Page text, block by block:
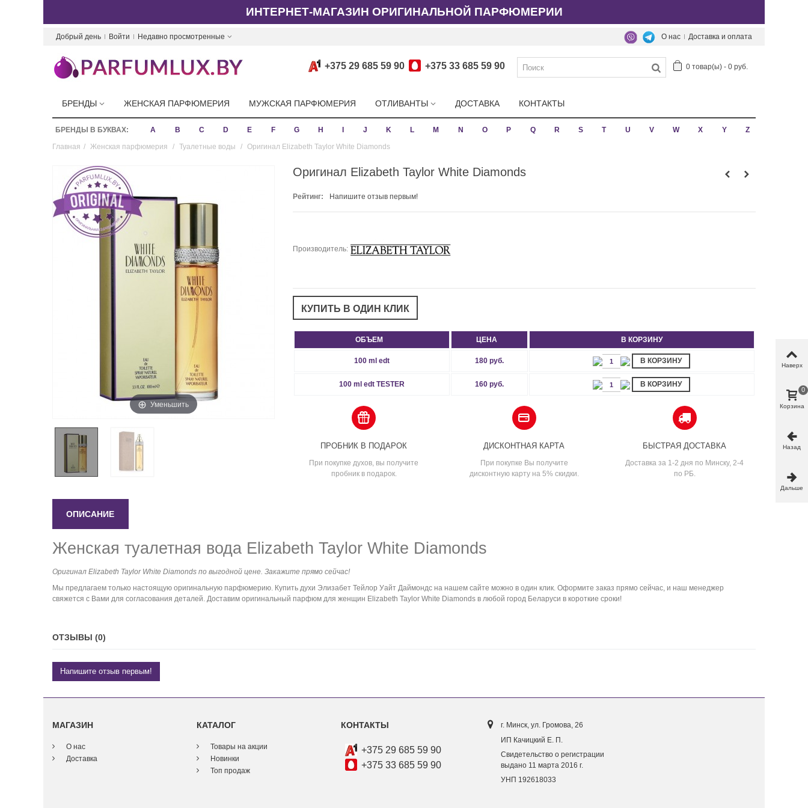
ИНТЕРНЕТ-МАГАЗИН ОРИГИНАЛЬНОЙ ПАРФЮМЕРИИ
Добрый день Войти Недавно просмотренные Доставка и оплата
О нас
0 товар(ы) - 0 руб.
+375 29 685 59 90 +375 33 685 59 90
БРЕНДЫ ЖЕНСКАЯ ПАРФЮМЕРИЯ МУЖСКАЯ ПАРФЮМЕРИЯ ОТЛИВАНТЫ ДОСТАВКА КОНТАКТЫ
БРЕНДЫ В БУКВАХ: A B C D E F G H J K L M N O P Q R S T U V W X Y
Z
Главная / Женская парфюмерия / Туалетные воды / Оригинал Elizabeth Taylor White Diamonds
Уменьшить
Оригинал Elizabeth Taylor White Diamonds
Рейтинг: Напишите отзыв первым!
Производитель:
ОБЪЕМ ЦЕНА В КОРЗИНУ
100 ml edt 180 руб. В КОРЗИНУ
100 ml edt TESTER 160 руб. В КОРЗИНУ
ПРОБНИК В ПОДАРОК
При покупке духов, вы получите
пробник в подарок.
ДИСКОНТНАЯ КАРТА
При покупке Вы получите
дисконтную карту на 5% скидки.
БЫСТРАЯ ДОСТАВКА
Доставка за 1-2 дня по Минску, 2-4
по РБ.
ОПИСАНИЕ
Женская туалетная вода Elizabeth Taylor White Diamonds
Оригинал Elizabeth Taylor White Diamonds по выгодной цене. Закажите прямо сейчас!
Мы предлагаем только настоящую оригинальную парфюмерию. Купить духи Элизабет Тейлор Уайт Даймондс на нашем сайте можно в один клик. Оформите заказ прямо сейчас, и наш менеджер
свяжется с Вами для согласования деталей. Доставим оригинальный парфюм для женщин Elizabeth Taylor White Diamonds в любой город Беларуси в короткие сроки!
ОТЗЫВЫ (0)
Напишите отзыв первым!
МАГАЗИН
О нас
Доставка
КАТАЛОГ
Товары на акции
Новинки
Топ продаж
КОНТАКТЫ
+375 29 685 59 90
+375 33 685 59 90
г. Минск, ул. Громова, 26
ИП Качицкий Е. П.
Свидетельство о регистрации
выдано 11 марта 2016 г.
УНП 192618033
Наверх
Корзина
0
Назад
Дальше